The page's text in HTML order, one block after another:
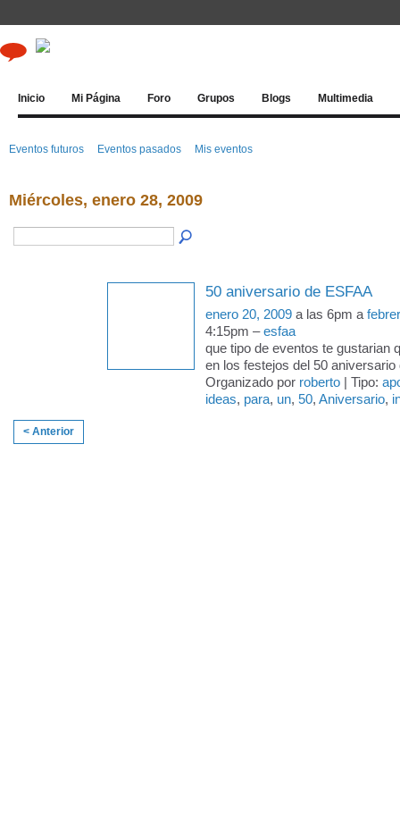
Inicio Mi Página Foro Grupos Blogs Multimedia
Eventos futuros Eventos pasados Mis eventos
Miércoles, enero 28, 2009
50 aniversario de ESFAA
enero 20, 2009 a las 6pm a
4:15pm –esfaa
que tipo de eventos te gustarian
en los festejos del 50 aniversario
Organizado por roberto | Tipo:
ideas, para, un, 50, Aniversario,
< Anterior